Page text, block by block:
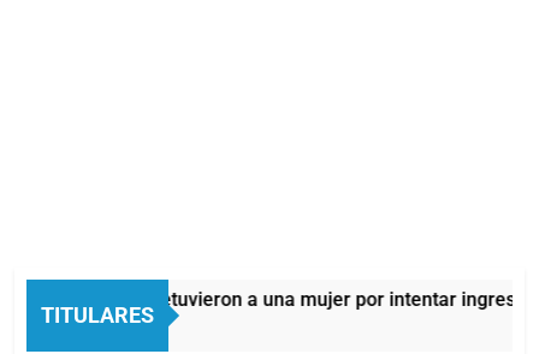
TITULARES
Quilmes: detuvieron a una mujer por intentar ingresar
1 Hora Atrás